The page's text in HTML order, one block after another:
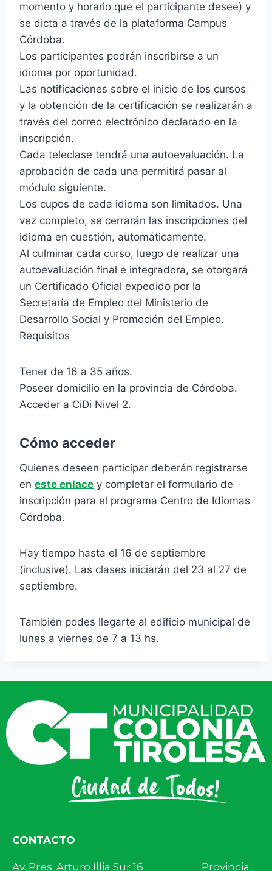
momento y horario que el participante desee) y
se dicta a través de la plataforma Campus
Córdoba.
Los participantes podrán inscribirse a un
idioma por oportunidad.
Las notificaciones sobre el inicio de los cursos
y la obtención de la certificación se realizarán a
través del correo electrónico declarado en la
inscripción.
Cada teleclase tendrá una autoevaluación. La
aprobación de cada una permitirá pasar al
módulo siguiente.
Los cupos de cada idioma son limitados. Una
vez completo, se cerrarán las inscripciones del
idioma en cuestión, automáticamente.
Al culminar cada curso, luego de realizar una
autoevaluación final e integradora, se otorgará
un Certificado Oficial expedido por la
Secretaría de Empleo del Ministerio de
Desarrollo Social y Promoción del Empleo.
Requisitos
Tener de 16 a 35 años.
Poseer domicilio en la provincia de Córdoba.
Acceder a CiDi Nivel 2.
Cómo acceder
Quienes deseen participar deberán registrarse
en este enlace y completar el formulario de
inscripción para el programa Centro de Idiomas
Córdoba.
Hay tiempo hasta el 16 de septiembre
(inclusive). Las clases iniciarán del 23 al 27 de
septiembre.
También podes llegarte al edificio municipal de
lunes a viernes de 7 a 13 hs.
CONTACTO
Av. Pres. Arturo Illia Sur 16 Provincia